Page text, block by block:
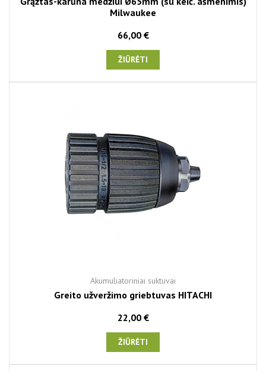
Milwaukee
66,00 €
ŽIŪRĖTI
Akumuliatoriniai suktuvai
Greito užveržimo griebtuvas HITACHI
22,00 €
ŽIŪRĖTI